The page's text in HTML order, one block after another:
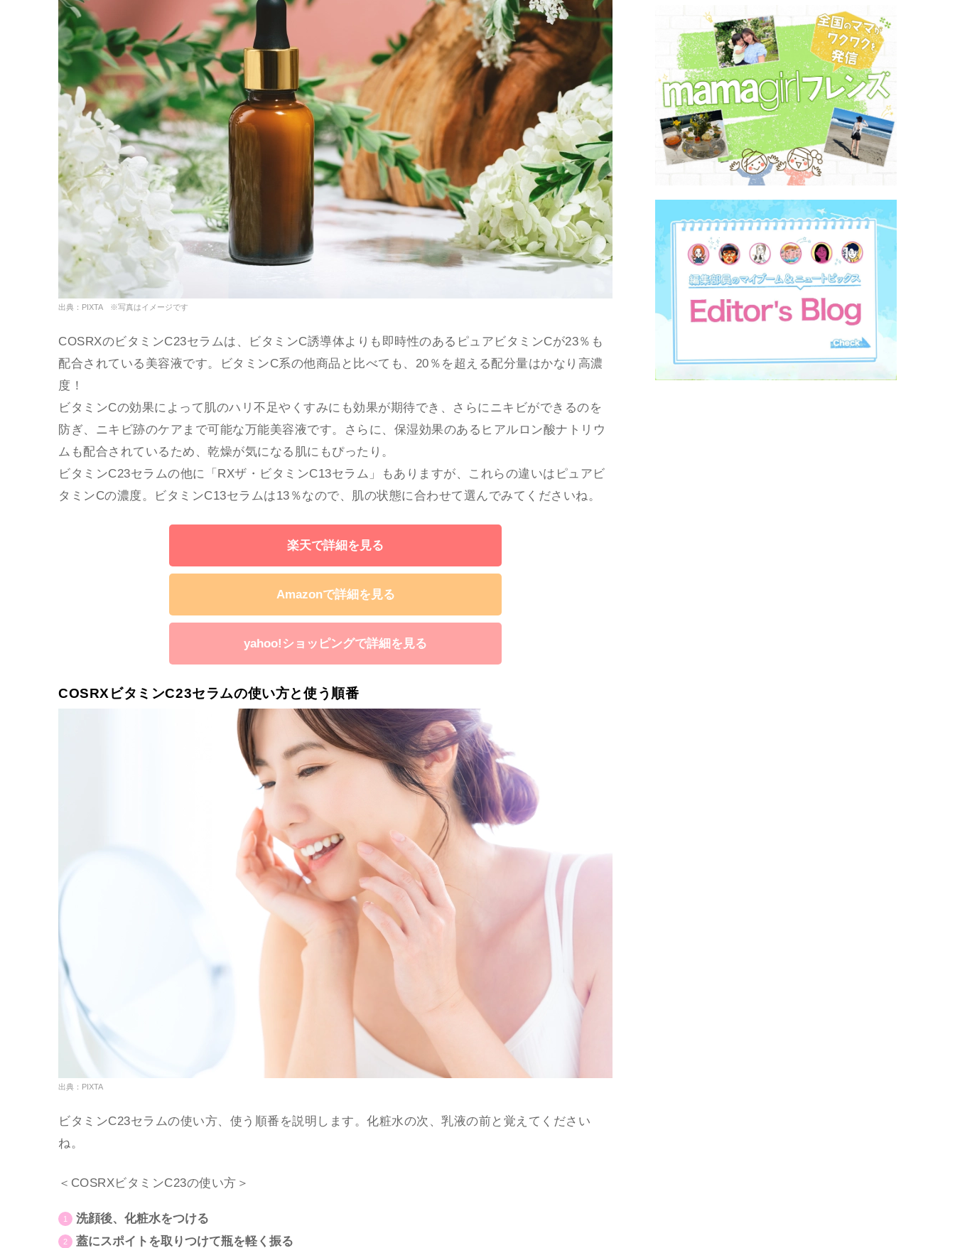
出典：PIXTA ※写真はイメージです
COSRXのビタミンC23セラムは、ビタミンC誘導体よりも即時性のあるピュアビタミンCが23％も
配合されている美容液です。ビタミンC系の他商品と比べても、20％を超える配分量はかなり高濃
度！
ビタミンCの効果によって肌のハリ不足やくすみにも効果が期待でき、さらにニキビができるのを
防ぎ、ニキビ跡のケアまで可能な万能美容液です。さらに、保湿効果のあるヒアルロン酸ナトリウ
ムも配合されているため、乾燥が気になる肌にもぴったり。
ビタミンC23セラムの他に「RXザ・ビタミンC13セラム」もありますが、これらの違いはピュアビ
タミンCの濃度。ビタミンC13セラムは13％なので、肌の状態に合わせて選んでみてくださいね。
楽天で詳細を見る
Amazonで詳細を見る
yahoo!ショッピングで詳細を見る
COSRXビタミンC23セラムの使い方と使う順番
出典：PIXTA
ビタミンC23セラムの使い方、使う順番を説明します。化粧水の次、乳液の前と覚えてください
ね。
＜COSRXビタミンC23の使い方＞
洗顔後、化粧水をつける
蓋にスポイトを取りつけて瓶を軽く振る